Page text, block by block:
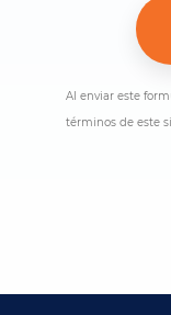
Al enviar este
términos de este